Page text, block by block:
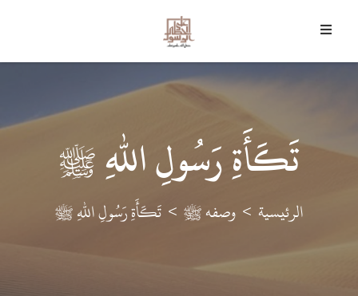
وَمَا أَرْسَلْنَاكَ إِلا رَحْمَةً لِلْعَالَمِينَ
تَكَأَةِ رَسُولِ اللهِ ﷺ
الرئيسية وصفه ﷺ تَكَأَةِ رَسُولِ اللهِ ﷺ